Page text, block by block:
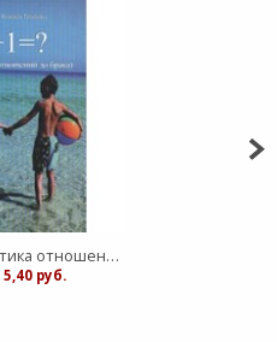
1+1=? (арифметика отношений до брака)
5,40 руб.